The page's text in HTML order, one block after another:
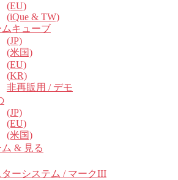
(EU)
(iQue & TW)
キューブ
(JP)
(米国)
(EU)
(KR)
非再販用 / デモ
(JP)
(EU)
(米国)
& 見る
ターシステム / マークIII